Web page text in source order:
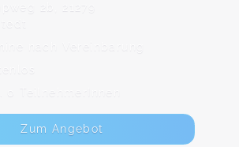
2b, 21279
nach Vereinbarung
0 TeilnehmerInnen
Zum Angebot